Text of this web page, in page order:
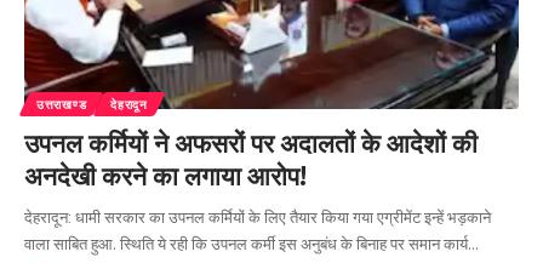
उत्तराखण्ड देहरादून
उपनल कर्मियों ने अफसरों पर अदालतों के आदेशों की
अनदेखी करने का लगाया आरोप!
देहरादून: धामी सरकार का उपनल कर्मियों के लिए तैयार किया गया एग्रीमेंट इन्हें भड़काने
वाला साबित हुआ. स्थिति ये रही कि उपनल कर्मी इस अनुबंध के बिनाह पर समान कार्य…